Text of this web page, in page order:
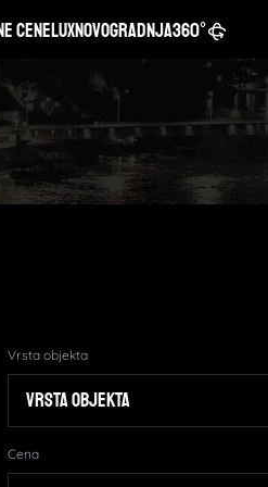
ceneLuxNovogradnja360°
Vrsta objekta
Cena